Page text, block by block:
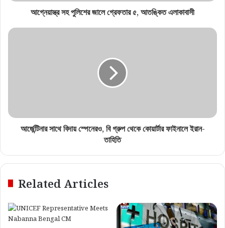
আগ্নেয়াস্ত্র সহ পুলিশের জালে গ্রেফতার ৫, আতঙ্কিত এলাকাবাসী
আর্জেন্টিনার সাথে বিদায় স্পেনেরও, বি গ্রুপ থেকে কোয়ার্টার ফাইনালে ইরান-
তাহিতি
Related Articles